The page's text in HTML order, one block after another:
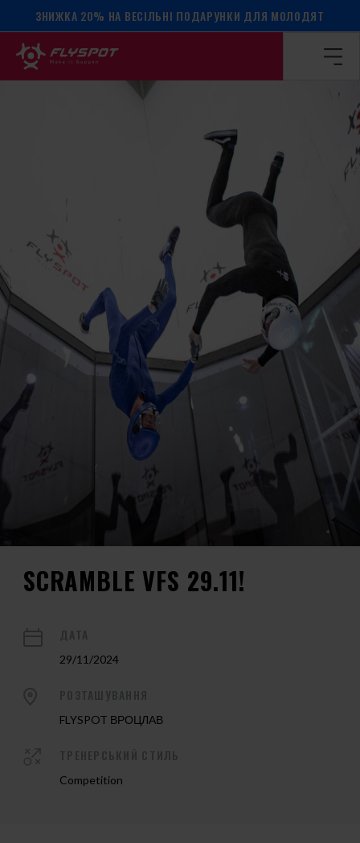
ЗНИЖКА 20% НА ВЕСІЛЬНІ ПОДАРУНКИ ДЛЯ МОЛОДЯТ
Головна сторінка / Календар подій / SCRAMBLE VFS
SCRAMBLE VFS 29.11!
29/11/2024
FLYSPOT ВРОЦЛАВ
Competition